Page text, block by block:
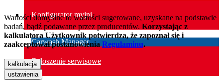
Konfigurator myjni
Carwash Manager
Zgłoszenie serwisowe
Wartości domyślne to wartości sugerowane, uzyskane na podstawie
badań, bądź podawane przez producentów. Korzystając z
kalkulatora Użytkownik potwierdza, że zapoznał się i
zaakceptował postanowienia Regulaminu.
kalkulacja
ustawienia